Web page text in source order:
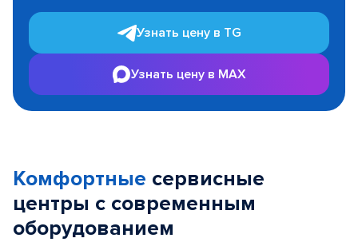
Узнать цену в TG
Узнать цену в MAX
Комфортные сервисные
центры с современным
оборудованием